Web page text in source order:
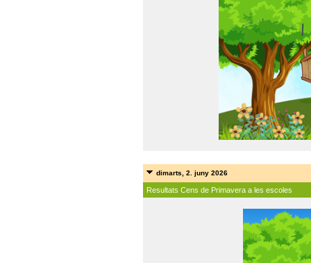
dimarts, 2. juny 2026
Resultats Cens de Primavera a les escoles